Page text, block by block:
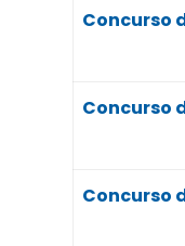
Concurso
Concurso
Concurso